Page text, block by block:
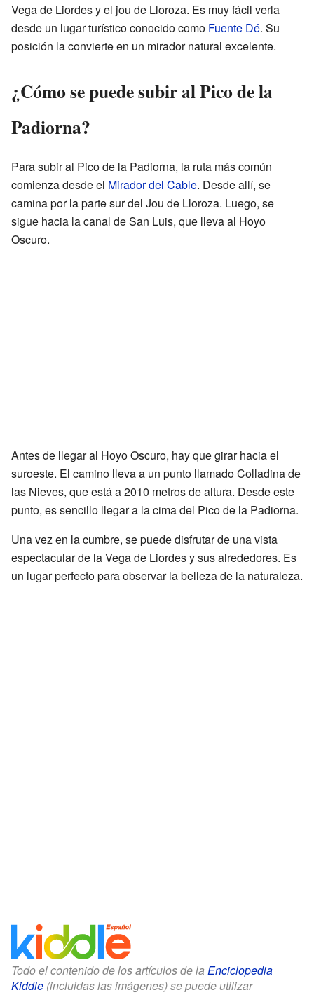
Vega de Liordes y el jou de Lloroza. Es muy fácil verla
desde un lugar turístico conocido como Fuente Dé. Su
posición la convierte en un mirador natural excelente.
¿Cómo se puede subir al Pico de la
Padiorna?
Para subir al Pico de la Padiorna, la ruta más común
comienza desde el Mirador del Cable. Desde allí, se
camina por la parte sur del Jou de Lloroza. Luego, se
sigue hacia la canal de San Luis, que lleva al Hoyo
Oscuro.
Antes de llegar al Hoyo Oscuro, hay que girar hacia el
suroeste. El camino lleva a un punto llamado Colladina de
las Nieves, que está a 2010 metros de altura. Desde este
punto, es sencillo llegar a la cima del Pico de la Padiorna.
Una vez en la cumbre, se puede disfrutar de una vista
espectacular de la Vega de Liordes y sus alrededores. Es
un lugar perfecto para observar la belleza de la naturaleza.
Todo el contenido de los artículos de la Enciclopedia
Kiddle (incluidas las imágenes) se puede utilizar